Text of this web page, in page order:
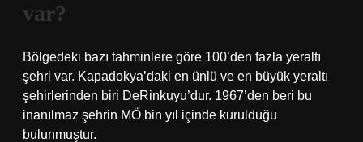
var?
Bölgedeki bazı tahminlere göre 100’den fazla yeraltı
şehri var. Kapadokya’daki en ünlü ve en büyük yeraltı
şehirlerinden biri DeRinkuyu’dur. 1967’den beri bu
inanılmaz şehrin MÖ bin yıl içinde kurulduğu
bulunmuştur.